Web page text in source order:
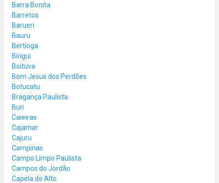
Barra Bonita
Barretos
Barueri
Bauru
Bertioga
Birigui
Boituva
Bom Jesus dos Perdões
Botucatu
Bragança Paulista
Buri
Caieiras
Cajamar
Cajuru
Campinas
Campo Limpo Paulista
Campos do Jordão
Capela do Alto